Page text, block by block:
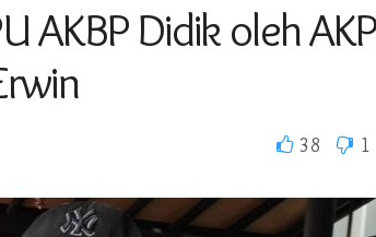
AKBP Didik oleh AKP
38 1